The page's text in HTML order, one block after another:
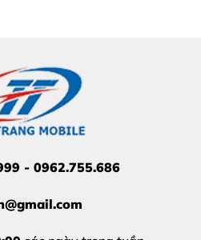
- 0962.755.686